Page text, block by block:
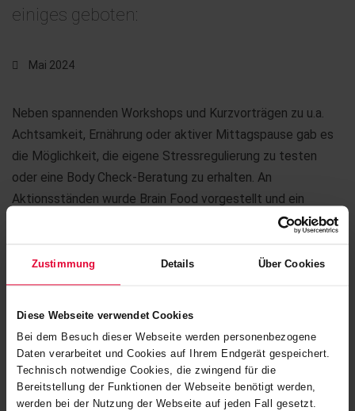
Zustimmung Details Über Cookies
Diese Webseite verwendet Cookies
Bei dem Besuch dieser Webseite werden personenbezogene
Daten verarbeitet und Cookies auf Ihrem Endgerät gespeichert.
Technisch notwendige Cookies, die zwingend für die
Bereitstellung der Funktionen der Webseite benötigt werden,
werden bei der Nutzung der Webseite auf jeden Fall gesetzt.
einiges geboten:
Mai 2024
Neben spannenden Workshops und Kurzvorträgen zu u.a.
Achtsamkeit, Ernährung oder aktiver Mittagspause gab es
die Möglichkeit, die eigene Stressregulierung zu testen
oder eine Body Check-Beratung zu erhalten. An
Aktionsständen wurde Brain Food vorgestellt und ein
Um nicht nur an die Gesundheit in den eigenen Reihen zu
Auf einem Ergometer konnten die Mitarbeitenden für den
guten Zweck radeln. Bei selbst gewählter Lieblingsmusik
kam nach dem Motto „Jedes Lied eine Spende“ schnell
eine Summe von 430 EUR zusammen, die das Unternehmen